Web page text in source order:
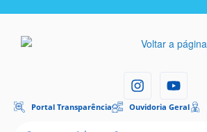
Portal Transparência Ouvidoria Geral